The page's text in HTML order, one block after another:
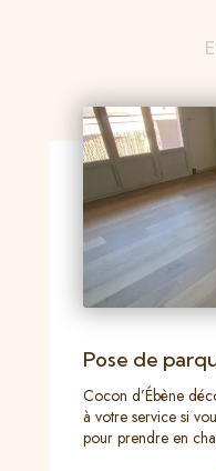
Pose de
Cocon d’Ébène
à votre service si
pour prendre en